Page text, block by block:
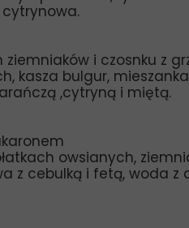
i czosnku z
kasza bulgur, mieszanka
,cytryną i miętą.
owsianych,
z cebulką i fetą, woda z